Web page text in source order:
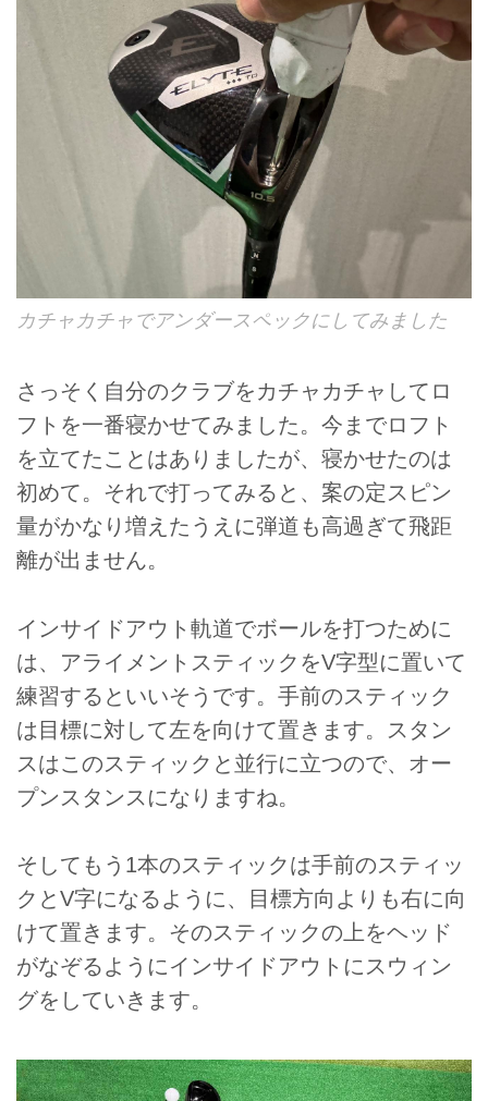
カチャカチャでアンダースペックにしてみました
さっそく自分のクラブをカチャカチャしてロ
フトを一番寝かせてみました。今までロフト
を立てたことはありましたが、寝かせたのは
初めて。それで打ってみると、案の定スピン
量がかなり増えたうえに弾道も高過ぎて飛距
離が出ません。
インサイドアウト軌道でボールを打つために
は、アライメントスティックをV字型に置いて
練習するといいそうです。手前のスティック
は目標に対して左を向けて置きます。スタン
スはこのスティックと並行に立つので、オー
プンスタンスになりますね。
そしてもう1本のスティックは手前のスティッ
クとV字になるように、目標方向よりも右に向
けて置きます。そのスティックの上をヘッド
がなぞるようにインサイドアウトにスウィン
グをしていきます。